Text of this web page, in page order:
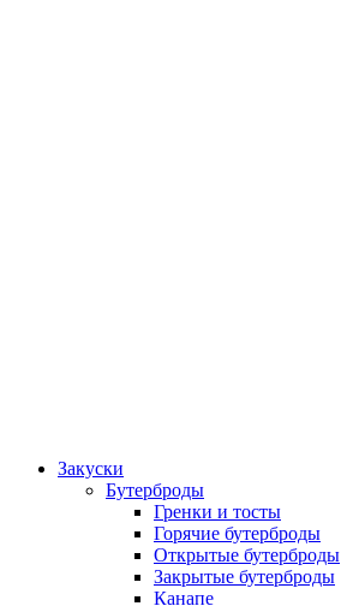
Закуски
Бутерброды
Гренки и тосты
Горячие бутерброды
Открытые бутерброды
Закрытые бутерброды
Канапе